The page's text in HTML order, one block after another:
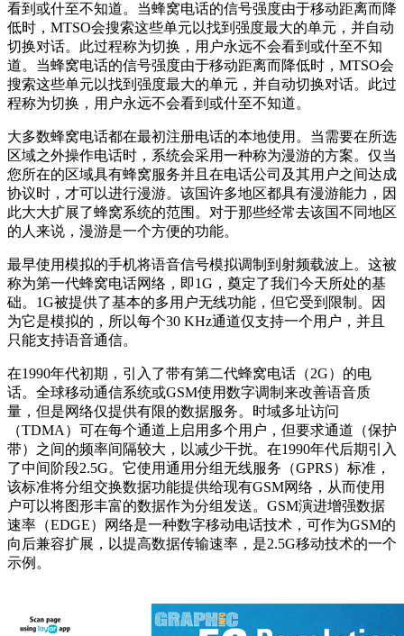
看到或什至不知道。当蜂窝电话的信号强度由于移动距离而降
低时，MTSO会搜索这些单元以找到强度最大的单元，并自动
切换对话。此过程称为切换，用户永远不会看到或什至不知
道。当蜂窝电话的信号强度由于移动距离而降低时，MTSO会
搜索这些单元以找到强度最大的单元，并自动切换对话。此过
程称为切换，用户永远不会看到或什至不知道。
大多数蜂窝电话都在最初注册电话的本地使用。当需要在所选
区域之外操作电话时，系统会采用一种称为漫游的方案。仅当
您所在的区域具有蜂窝服务并且在电话公司及其用户之间达成
协议时，才可以进行漫游。该国许多地区都具有漫游能力，因
此大大扩展了蜂窝系统的范围。对于那些经常去该国不同地区
的人来说，漫游是一个方便的功能。
最早使用模拟的手机将语音信号模拟调制到射频载波上。这被
称为第一代蜂窝电话网络，即1G，奠定了我们今天所处的基
础。1G被提供了基本的多用户无线功能，但它受到限制。因
为它是模拟的，所以每个30 KHz通道仅支持一个用户，并且
只能支持语音通信。
在1990年代初期，引入了带有第二代蜂窝电话（2G）的电
话。全球移动通信系统或GSM使用数字调制来改善语音质
量，但是网络仅提供有限的数据服务。时域多址访问
（TDMA）可在每个通道上启用多个用户，但要求通道（保护
带）之间的频率间隔较大，以减少干扰。在1990年代后期引入
了中间阶段2.5G。它使用通用分组无线服务（GPRS）标准，
该标准将分组交换数据功能提供给现有GSM网络，从而使用
户可以将图形丰富的数据作为分组发送。GSM演进增强数据
速率（EDGE）网络是一种数字移动电话技术，可作为GSM的
向后兼容扩展，以提高数据传输速率，是2.5G移动技术的一个
示例。